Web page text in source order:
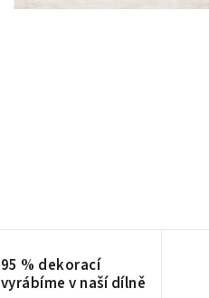
95 % dekorací
vyrábíme v naší dílně